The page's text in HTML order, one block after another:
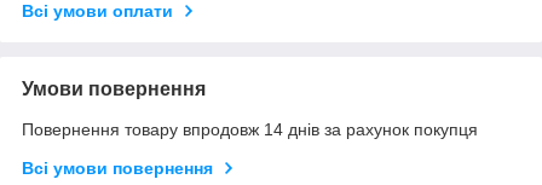
Всі умови оплати
Умови повернення
Повернення товару впродовж 14 днів за рахунок покупця
Всі умови повернення